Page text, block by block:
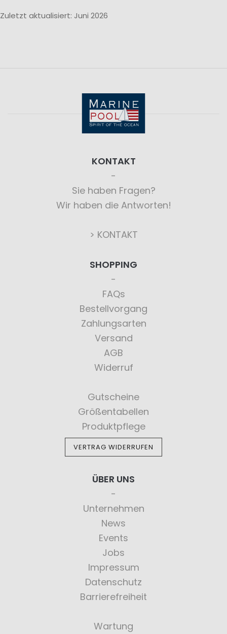
Zuletzt aktualisiert: Juni 2026
KONTAKT
Sie haben Fragen?
Wir haben die Antworten!
> KONTAKT
SHOPPING
FAQs
Bestellvorgang
Zahlungsarten
Versand
AGB
Widerruf
Gutscheine
Größentabellen
Produktpflege
VERTRAG WIDERRUFEN
ÜBER UNS
Unternehmen
News
Events
Jobs
Impressum
Datenschutz
Barrierefreiheit
Wartung